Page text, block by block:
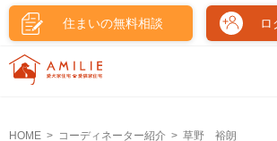
住まいの無料相談 ロ
HOME コーディネーター紹介 草野 裕朗